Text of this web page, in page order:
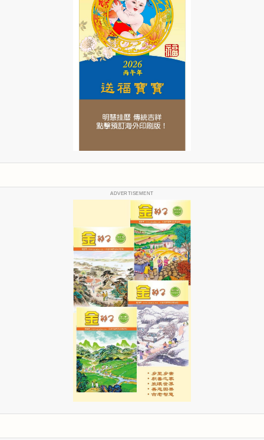
ADVERTISEMENT